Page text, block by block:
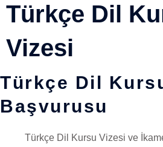
Türkçe Dil
Vizesi
Türkçe Dil
Başvurusu
Türkçe Dil Kursu Vizesi ve